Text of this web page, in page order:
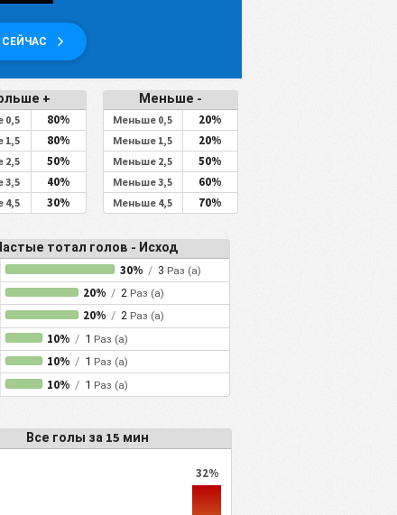
+
0,5 80%
1,5 80%
2,5 50%
3,5 40%
4,5 30%
Меньше -
Меньше 0,5 20%
Меньше 1,5 20%
Меньше 2,5 50%
Меньше 3,5 60%
Меньше 4,5 70%
тотал голов - Исход
30% /3 Раз (а)
20% / 2 Раз (а)
20% / 2 Раз (а)
10% /1 Раз (а)
10% /1 Раз (а)
10% /1 Раз (а)
Все голы за 15 мин
32%